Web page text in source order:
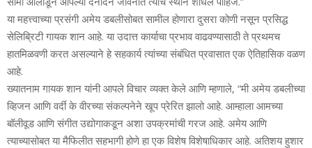
या महत्त्वाच्या प्रसंगी अमेय डबलीसोबत सामील होणारा दुसरा कोणी नसून प्रसिद्ध
सेलिब्रिटी गायक शान आहे. या उदात्त कार्याचा प्रभाव वाढवण्यासाठी ते प्रथमच
हातमिळवणी करत असल्याने हे सहकार्य त्यांच्या संबंधित प्रवासात एक ऐतिहासिक वळण
आहे.
ख्यातनाम गायक शान यांनी आपले विचार व्यक्त केले आणि म्हणाले, “मी अमेय डबलीच्या
व्हिजन आणि वर्दी के वीरच्या संकल्पनेने खूप प्रेरित झालो आहे. आम्हाला आमच्या
बॉलीवूड आणि संगीत उद्योगाकडून अशा उपक्रमांची गरज आहे. अमेय आणि
त्याच्यासोबत या मैफिलीत सहभागी होणे हा एक विशेष विशेषाधिकार आहे. अतिशय हुशार